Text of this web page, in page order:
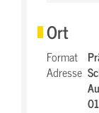
Ort
Format
Adresse